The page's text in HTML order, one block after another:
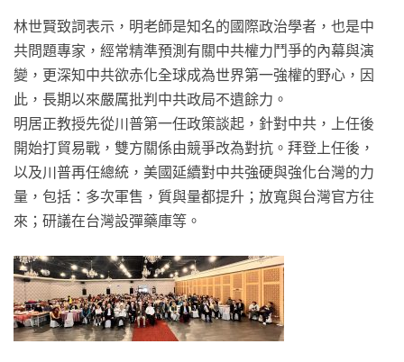
林世賢致詞表示，明老師是知名的國際政治學者，也是中
共問題專家，經常精準預測有關中共權力鬥爭的內幕與演
變，更深知中共欲赤化全球成為世界第一強權的野心，因
此，長期以來嚴厲批判中共政局不遺餘力。
明居正教授先從川普第一任政策談起，針對中共，上任後
開始打貿易戰，雙方關係由競爭改為對抗。拜登上任後，
以及川普再任總統，美國延續對中共強硬與強化台灣的力
量，包括：多次軍售，質與量都提升；放寬與台灣官方往
來；研議在台灣設彈藥庫等。